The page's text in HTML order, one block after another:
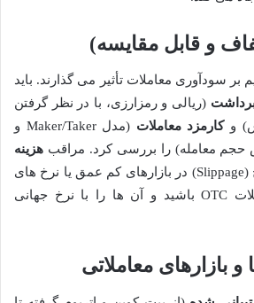
بر سودآوری معاملات تأثیر می گذارند. باید
برداشت (ریالی و رمزارزی، با در نظر گرفتن
وکارمزد معاملات
(مدل Maker/Taker و
حجم معامله) را بررسی کرد. مراقب هزینه
مانند اسلیپیج (Slippage) در بازارهای کم عمق یا نرخ های
تبدیل متفاوت در معاملات OTC باشید و آن ها را با نرخ جهانی